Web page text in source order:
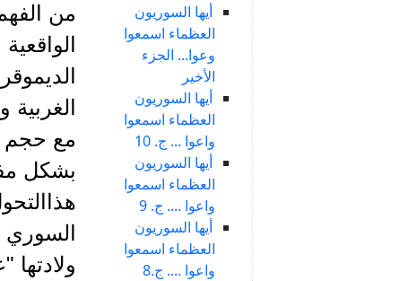
أيها السوريون
العظماء اسمعوا
وعوا... الجزء
الأخير
أيها السوريون
العظماء اسمعوا
واعوا ... ج. 10
أيها السوريون
العظماء اسمعوا
واعوا .... ج. 9
أيها السوريون
العظماء اسمعوا
واعوا .... ج.8
من
مع حجم
بشكل
ولادتها